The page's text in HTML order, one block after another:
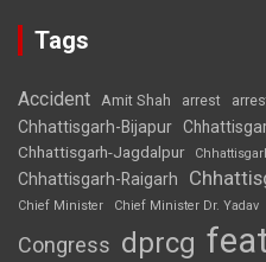
Tags
Accident Amit Shah arrest
Chhattisgarh-Bijapur
Chhattisgarh-Jagdalpur
Chhattisgarh-Raigarh
Chief Minister
Chief Minister Dr. Yadav
Congress dprcg